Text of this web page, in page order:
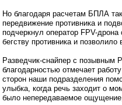
Но благодаря расчетам БПЛА
передвижение противника и
подчеркнул оператор FPV-
бегству противника и
Разведчик-снайпер с позывным
благодарностью отмечает
сторон наши подразделения
улыбка, когда речь заходит о
было непередаваемое